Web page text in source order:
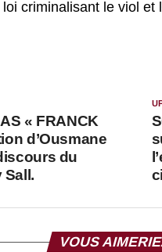
criminalisant le viol
« FRANCK
d’Ousmane
du
Sall.
VOUS